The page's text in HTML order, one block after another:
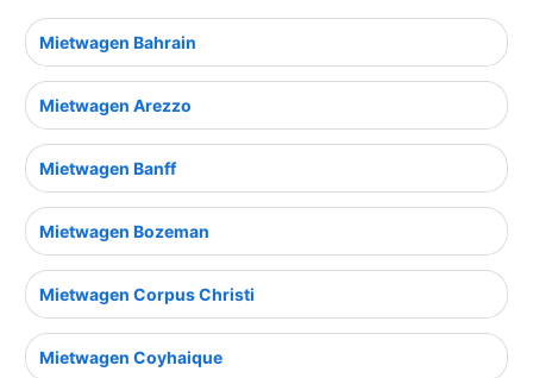
Mietwagen Bahrain
Mietwagen Arezzo
Mietwagen Banff
Mietwagen Bozeman
Mietwagen Corpus Christi
Mietwagen Coyhaique